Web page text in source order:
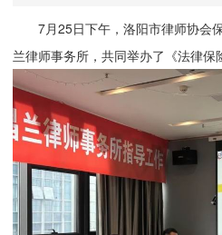
会
员
会
服
务
师
服
务
联
系
我
们
7月25日下午，洛阳市律师协会
兰律师事务所，共同举办了《法律保